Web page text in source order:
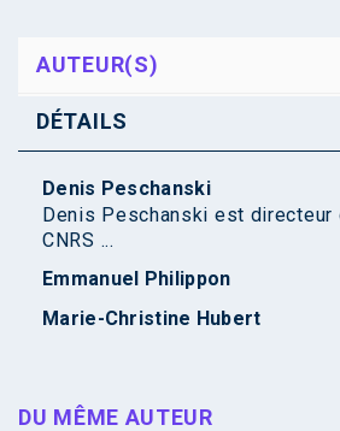
AUTEUR(S)
DÉTAILS
Denis Peschanski
Denis Peschanski est directeur
CNRS ...
Emmanuel Philippon
Marie-Christine Hubert
DU MÊME AUTEUR